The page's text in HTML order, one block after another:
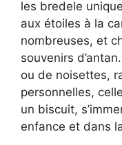
les bredele
aux étoiles à la
nombreuses, et
souvenirs
ou de noisettes,
personnelles,
un biscuit,
enfance et dans